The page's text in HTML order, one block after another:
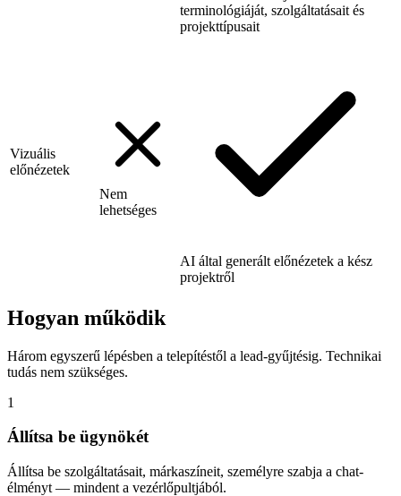
terminológiáját, szolgáltatásait és
projekttípusait
Vizuális
előnézetek
Nem
lehetséges
AI által generált előnézetek a kész
projektről
Hogyan működik
Három egyszerű lépésben a telepítéstől a lead-gyűjtésig. Technikai
tudás nem szükséges.
1
Állítsa be ügynökét
Állítsa be szolgáltatásait, márkaszíneit, személyre szabja a chat-
élményt — mindent a vezérlőpultjából.